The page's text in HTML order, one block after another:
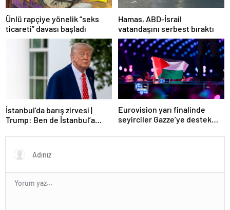
Ünlü rapçiye yönelik “seks
ticareti” davası başladı
Hamas, ABD-İsrail
vatandaşını serbest bıraktı
İstanbul’da barış zirvesi |
Trump: Ben de İstanbul’a
Eurovision yarı finalinde
seyirciler Gazze’ye destek